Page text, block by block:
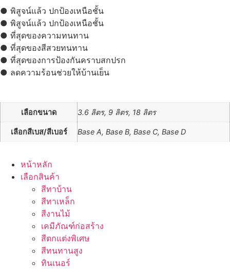
ทา
ภายนอก
กึ่ง
เงา
quantity
● พิสูจน์แล้ว ปกป้องเหนือชั้น
● พิสูจน์แล้ว ปกป้องเหนือชั้น
● ที่สุดของความทนทาน
● ที่สุดของสีสวยทนทาน
● ที่สุดของการป้องกันคราบสกปรก
● ลดความร้อนช่วยให้บ้านเย็น
เลือกขนาด 3.6 ลิตร, 9 ลิตร, 18 ลิตร
เลือกสีเบส/สีเบอร์ Base A, Base B, Base C, Base D
หน้าหลัก
เลือกสินค้า
สีทาบ้าน
สีทาเหล็ก
สีงานไม้
เคมีภัณฑ์ก่อสร้าง
สีตกแต่งพิเศษ
สีทนทานสูง
ทินเนอร์